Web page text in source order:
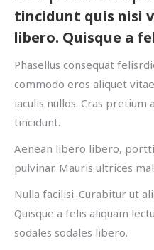
tincidunt quis nisi
libero. Quisque a
Phasellus consequat
commodo eros aliquet
iaculis nullos. Cras pretium
tincidunt.
Aenean libero libero,
pulvinar. Mauris ultrices
Nulla facilisi. Curabitur ut
Quisque a felis aliquam
sodales sodales libero.